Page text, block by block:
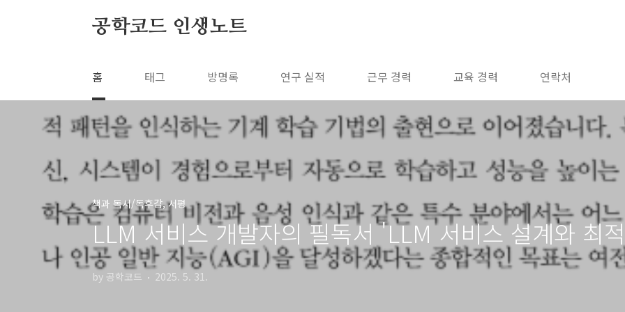
공학코드 인생노트
홈 태그 방명록 연구 실적 근무 경력 교육 경력 연락처
책과 독서/독후감, 서평
LLM 서비스 개발자의 필독서 'LLM 서비스 설계와 최
by 공학코드 2025. 5. 31.